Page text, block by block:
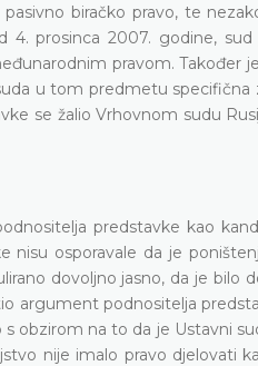
biračko pravo, te
prosinca 2007. godine,
pravom. Također
u tom predmetu
se žalio Vrhovnom sudu
predstavke kao
nisu osporavale da je
dovoljno jasno, da je bilo
argument podnositelja
obzirom na to da je Ustavni
nije imalo pravo djelovati